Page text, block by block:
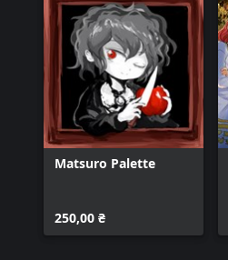
Matsuro Palette
250,00 ₴